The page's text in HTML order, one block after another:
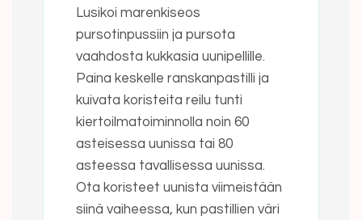
Lusikoi marenkiseos
pursotinpussiin ja pursota
vaahdosta kukkasia uunipellille.
Paina keskelle ranskanpastilli ja
kuivata koristeita reilu tunti
kiertoilmatoiminnolla noin 60
asteisessa uunissa tai 80
asteessa tavallisessa uunissa.
Ota koristeet uunista viimeistään
siinä vaiheessa, kun pastillien väri